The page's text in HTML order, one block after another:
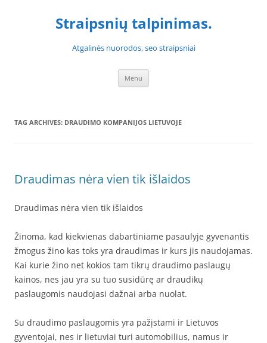
Straipsnių talpinimas.
Atgalinės nuorodos, seo straipsniai
Menu
TAG ARCHIVES: DRAUDIMO KOMPANIJOS LIETUVOJE
Draudimas nėra vien tik išlaidos
Draudimas nėra vien tik išlaidos
Žinoma, kad kiekvienas dabartiniame pasaulyje gyvenantis
žmogus žino kas toks yra draudimas ir kurs jis naudojamas.
Kai kurie žino net kokios tam tikrų draudimo paslaugų
kainos, nes jau yra su tuo susidūrę ar draudikų
paslaugomis naudojasi dažnai arba nuolat.
Su draudimo paslaugomis yra pažįstami ir Lietuvos
gyventojai, nes ir lietuviai turi automobilius, namus ir